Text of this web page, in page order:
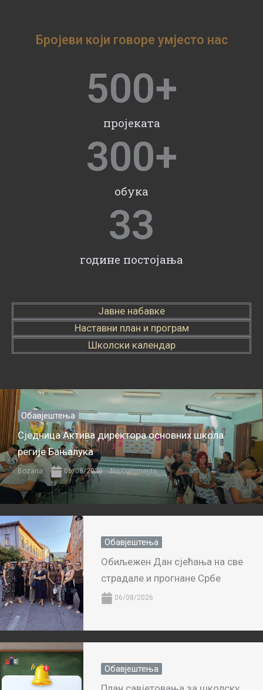
Бројеви који говоре умјесто нас
пројеката
500+
обука
300+
године постојања
33
Јавне набавке
Наставни план и програм
Школски календар
Обавјештења
Сједница Актива директора основних школа
регије Бањалука
Bozana 06/08/2026 No Comments
Обавјештења
Обиљежен Дан сјећања на све
страдале и прогнане Србе
06/08/2026
Обавјештења